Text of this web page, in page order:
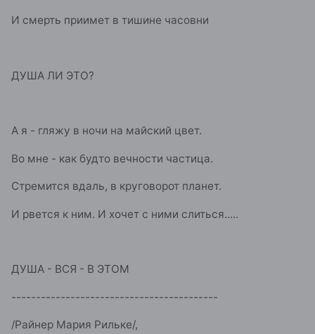
И смерть приимет в тишине часовни
ДУША ЛИ ЭТО?
А я - гляжу в ночи на майский цвет.
Во мне - как будто вечности частица.
Стремится вдаль, в круговорот планет.
И рвется к ним. И хочет с ними слиться.....
ДУША - ВСЯ - В ЭТОМ
------------------------------------------
/Райнер Мария Рильке/,